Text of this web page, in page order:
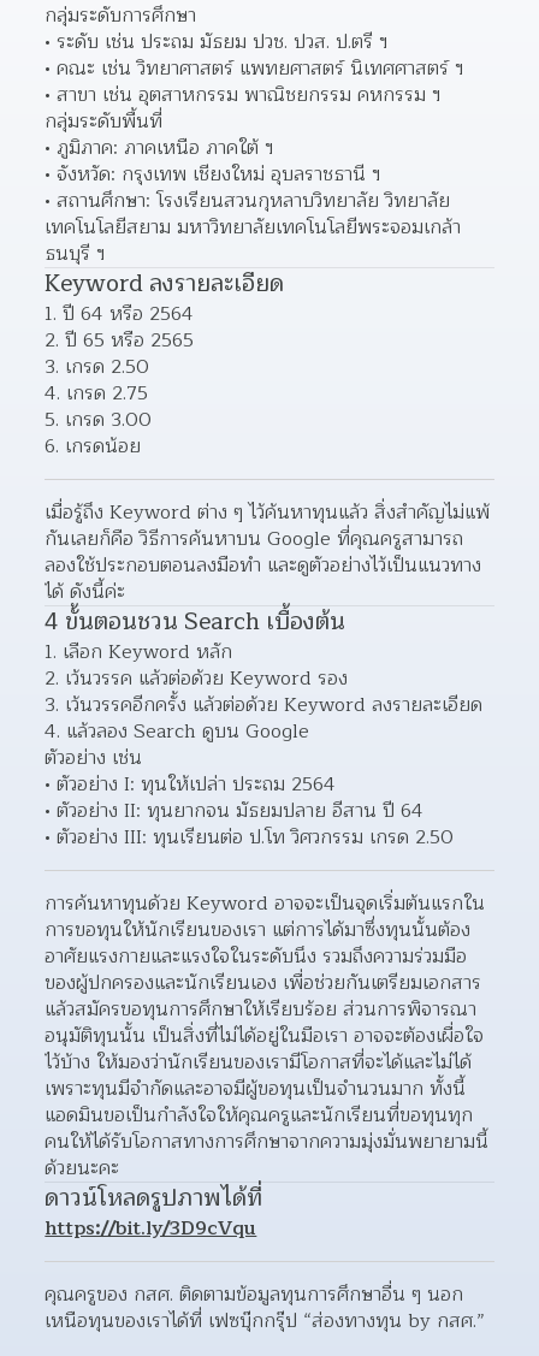
กลุ่มระดับการศึกษา
ระดับ เช่น ประถม มัธยม ปวช. ปวส. ป.ตรี ฯ
คณะ เช่น วิทยาศาสตร์ แพทยศาสตร์ นิเทศศาสตร์ ฯ
สาขา เช่น อุตสาหกรรม พาณิชยกรรม คหกรรม ฯ
กลุ่มระดับพื้นที่
ภูมิภาค: ภาคเหนือ ภาคใต้ ฯ
จังหวัด: กรุงเทพ เชียงใหม่ อุบลราชธานี ฯ
สถานศึกษา: โรงเรียนสวนกุหลาบวิทยาลัย วิทยาลัย
เทคโนโลยีสยาม มหาวิทยาลัยเทคโนโลยีพระจอมเกล้า
ธนบุรี ฯ
Keyword ลงรายละเอียด
1. ปี 64 หรือ 2564
2. ปี 65 หรือ 2565
3. เกรด 2.50
4. เกรด 2.75
5. เกรด 3.00
6. เกรดน้อย
เมื่อรู้ถึง Keyword ต่าง ๆ ไว้ค้นหาทุนแล้ว สิ่งสำคัญไม่แพ้
กันเลยก็คือ วิธีการค้นหาบน Google ที่คุณครูสามารถ
ลองใช้ประกอบตอนลงมือทำ และดูตัวอย่างไว้เป็นแนวทาง
ได้ ดังนี้ค่ะ
4 ขั้นตอนชวน Search เบื้องต้น
1. เลือก Keyword หลัก
2. เว้นวรรค แล้วต่อด้วย Keyword รอง
3. เว้นวรรคอีกครั้ง แล้วต่อด้วย Keyword ลงรายละเอียด
4. แล้วลอง Search ดูบน Google
ตัวอย่าง เช่น
ตัวอย่าง I: ทุนให้เปล่า ประถม 2564
ตัวอย่าง II: ทุนยากจน มัธยมปลาย อีสาน ปี 64
ตัวอย่าง III: ทุนเรียนต่อ ป.โท วิศวกรรม เกรด 2.50
การค้นหาทุนด้วย Keyword อาจจะเป็นจุดเริ่มต้นแรกใน
การขอทุนให้นักเรียนของเรา แต่การได้มาซึ่งทุนนั้นต้อง
อาศัยแรงกายและแรงใจในระดับนึง รวมถึงความร่วมมือ
ของผู้ปกครองและนักเรียนเอง เพื่อช่วยกันเตรียมเอกสาร
แล้วสมัครขอทุนการศึกษาให้เรียบร้อย ส่วนการพิจารณา
อนุมัติทุนนั้น เป็นสิ่งที่ไม่ได้อยู่ในมือเรา อาจจะต้องเผื่อใจ
ไว้บ้าง ให้มองว่านักเรียนของเรามีโอกาสที่จะได้และไม่ได้
เพราะทุนมีจำกัดและอาจมีผู้ขอทุนเป็นจำนวนมาก ทั้งนี้
แอดมินขอเป็นกำลังใจให้คุณครูและนักเรียนที่ขอทุนทุก
คนให้ได้รับโอกาสทางการศึกษาจากความมุ่งมั่นพยายามนี้
ด้วยนะคะ
ดาวน์โหลดรูปภาพได้ที่
https://bit.ly/3D9cVqu
คุณครูของ กสศ. ติดตามข้อมูลทุนการศึกษาอื่น ๆ นอก
เหนือทุนของเราได้ที่ เฟซบุ๊กกรุ๊ป “ส่องทางทุน by กสศ.”